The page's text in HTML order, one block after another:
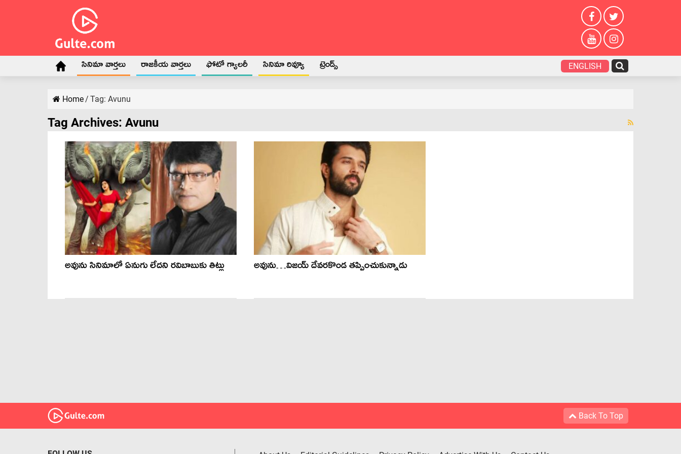
సినిమా వార్తలు రాజకీయ వార్తలు ఫోటో గ్యాలరీ సినిమా రివ్యూ ట్రెండ్స్ ENGLISH
Home/ Tag: Avunu
Tag Archives: Avunu
అవును సినిమాలో ఏనుగు లేద‌ని ర‌విబాబుకు తిట్లు అవును…విజయ్ దేవరకొండ తప్పించుకున్నాడు
Back To Top